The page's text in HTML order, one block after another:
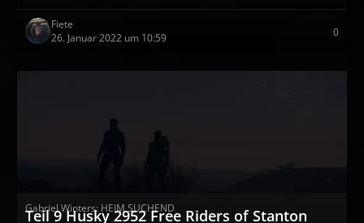
Fiete
26. Januar 2022 um 10:59
0
Gabriel Winters: HEIM SUCHEND
Teil 9 Husky 2952 Free Riders of Stanton